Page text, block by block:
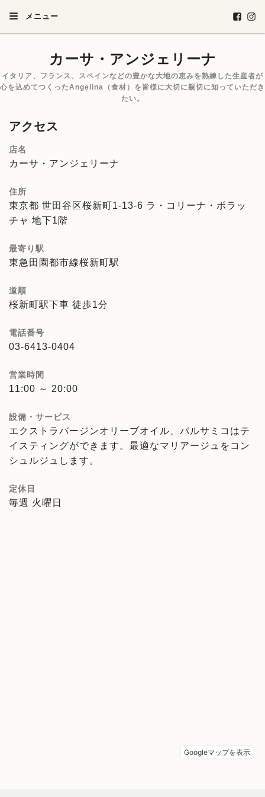
メニュー
カーサ・アンジェリーナ
イタリア、フランス、スペインなどの豊かな大地の恵みを熟練した生産者が
心を込めてつくったAngelina（食材）を皆様に大切に親切に知っていただき
たい。
アクセス
店名
カーサ・アンジェリーナ
住所
東京都 世田谷区桜新町1-13-6 ラ・コリーナ・ボラッ
チャ 地下1階
最寄り駅
東急田園都市線桜新町駅
道順
桜新町駅下車 徒歩1分
電話番号
03-6413-0404
営業時間
11:00 ～ 20:00
設備・サービス
エクストラバージンオリーブオイル、バルサミコはテ
イスティングができます。最適なマリアージュをコン
シュルジュします。
定休日
毎週 火曜日